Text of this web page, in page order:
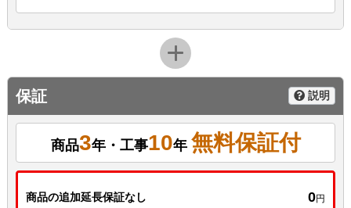
保証 説明
商品3年・工事10年 無料保証付
商品の追加延長保証なし 0円